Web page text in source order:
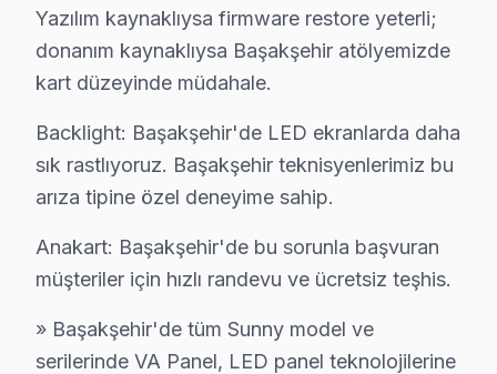
Bahçeşehir 2. Kısım'da Sunny TV Servisi
Bahçeşehir 2. Kısım, konforlu yaşam alanları ile
Başak, genellikle sakin bir yaşam sunan bir mahalle.
Başakşehir'de Sunny TV Servisi
Başakşehir, hızla gelişen bir bölge olarak dikkat
Güvercintepe'de Sunny TV Servisi
Güvercintepe, eski binaları ile dikkat çeken bir
Yazılım kaynaklıysa firmware restore yeterli;
donanım kaynaklıysa Başakşehir atölyemizde
kart düzeyinde müdahale.
Backlight: Başakşehir'de LED ekranlarda daha
sık rastlıyoruz. Başakşehir teknisyenlerimiz bu
arıza tipine özel deneyime sahip.
Anakart: Başakşehir'de bu sorunla başvuran
müşteriler için hızlı randevu ve ücretsiz teşhis.
» Başakşehir'de tüm Sunny model ve
serilerinde VA Panel, LED panel teknolojilerine